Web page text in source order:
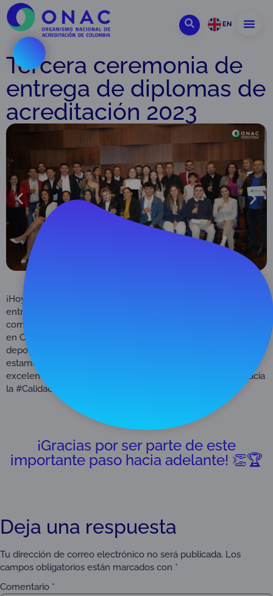
EN
Tercera ceremonia de
entrega de diplomas de
acreditación 2023
¡Hoy celebramos con gran orgullo la tercera ceremonia de
entrega de diplomas de #AcreditaciónONAC! Estamos
comprometidos en fortalecer la infraestructura de la calidad
en Colombia y agradecemos a todos aquellos que han
depositado su #ConfianzaEnLaCalidad ONAC. Juntos,
estamos trazando el camino hacia un futuro de calidad y
excelencia en Colombia. Únete a nosotros en este viaje hacia
la #CalidadComoEstrategia.
¡Gracias por ser parte de este
importante paso hacia adelante! 👏🏆
Deja una respuesta
Tu dirección de correo electrónico no será publicada. Los
campos obligatorios están marcados con *
Comentario *